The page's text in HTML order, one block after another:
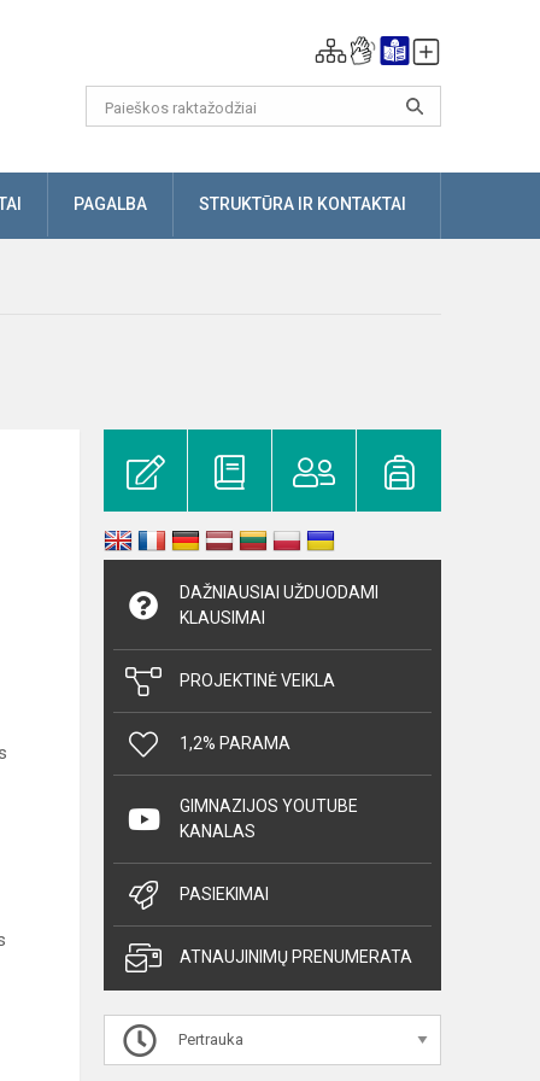
PAGALBA STRUKTŪRA IR KONTAKTAI
DAŽNIAUSIAI UŽDUODAMI
KLAUSIMAI
PROJEKTINĖ VEIKLA
1,2% PARAMA
GIMNAZIJOS YOUTUBE
KANALAS
PASIEKIMAI
ATNAUJINIMŲ PRENUMERATA
Pertrauka